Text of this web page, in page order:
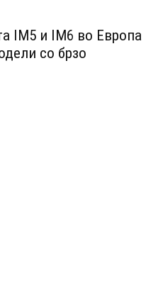
IM5 и IM6 во Европа
со брзо